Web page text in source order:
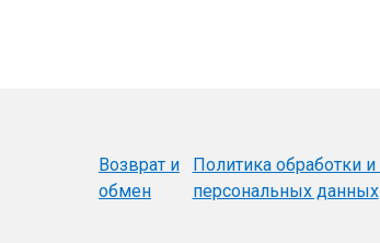
Возврат и
обмен
Политика обработки
персональных данных